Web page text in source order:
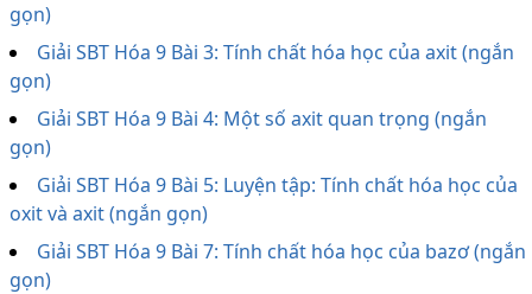
gọn)
Giải SBT Hóa 9 Bài 3: Tính chất hóa học của axit (ngắn
gọn)
Giải SBT Hóa 9 Bài 4: Một số axit quan trọng (ngắn
gọn)
Giải SBT Hóa 9 Bài 5: Luyện tập: Tính chất hóa học của
oxit và axit (ngắn gọn)
Giải SBT Hóa 9 Bài 7: Tính chất hóa học của bazơ (ngắn
gọn)